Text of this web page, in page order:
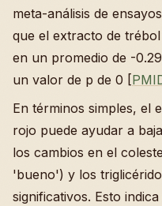
meta-análisis de
que el extracto de
en un promedio de -
un valor de p de 0 [
En términos simples, el
rojo puede ayudar a
los cambios en el
'bueno') y los
significativos. Esto